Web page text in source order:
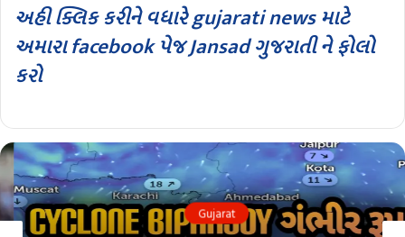
અહી ક્લિક કરીને વધારે gujarati news માટે
અમારા facebook પેજ Jansad ગુજરાતી ને ફોલો
કરો
Gujarat